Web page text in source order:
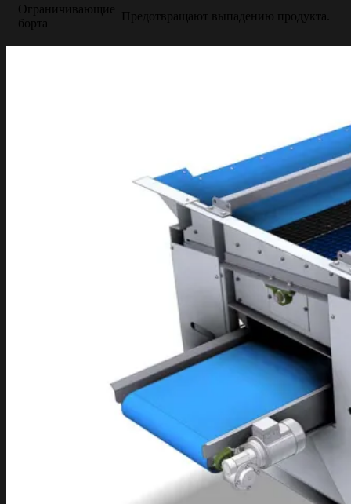
Ограничивающие
борта
Предотвращают выпадению продукта.